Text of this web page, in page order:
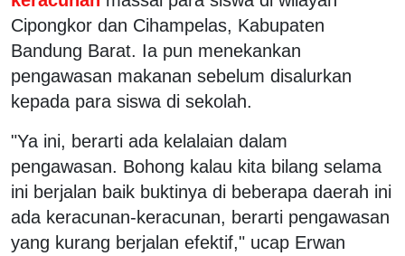
Cipongkor dan Cihampelas, Kabupaten
Bandung Barat. Ia pun menekankan
pengawasan makanan sebelum disalurkan
kepada para siswa di sekolah.
"Ya ini, berarti ada kelalaian dalam
pengawasan. Bohong kalau kita bilang selama
ini berjalan baik buktinya di beberapa daerah ini
ada keracunan-keracunan, berarti pengawasan
yang kurang berjalan efektif," ucap Erwan